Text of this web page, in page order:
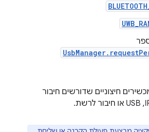
חיצוניים שדורשים חיבור